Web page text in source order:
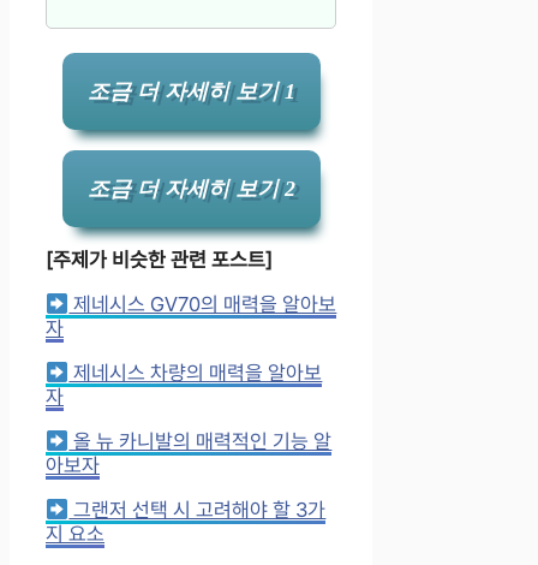
조금 더 자세히 보기 1
조금 더 자세히 보기 2
[주제가 비슷한 관련 포스트]
제네시스 GV70의 매력을 알아보
자
제네시스 차량의 매력을 알아보
자
올 뉴 카니발의 매력적인 기능 알
아보자
그랜저 선택 시 고려해야 할 3가
지 요소